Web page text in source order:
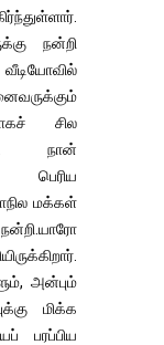
நன்றி
சில
நான்
பெரிய
மக்கள்
அன்பும்
மிக்க
பரப்பிய